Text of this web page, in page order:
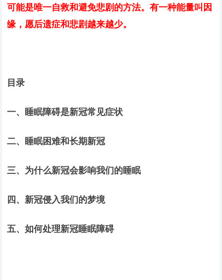
可能是唯一自救和避免悲剧的方法。有一种能量叫因
缘，愿后遗症和悲剧越来越少。
目录
一、睡眠障碍是新冠常见症状
二、睡眠困难和长期新冠
三、为什么新冠会影响我们的睡眠
四、新冠侵入我们的梦境
五、如何处理新冠睡眠障碍